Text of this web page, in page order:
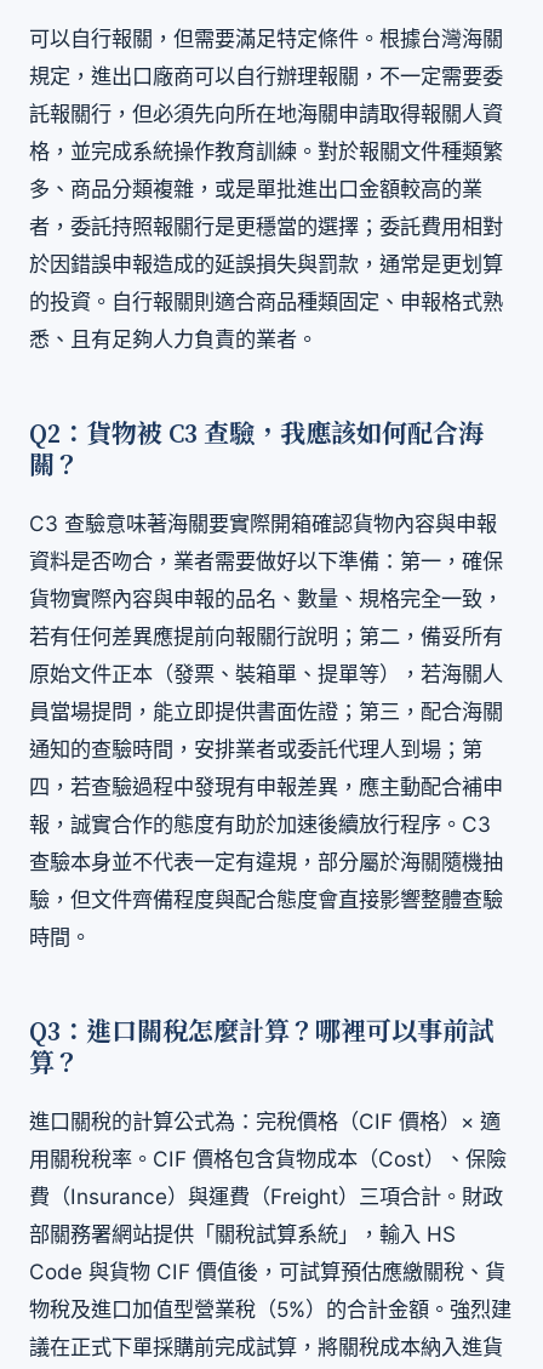
可以自行報關，但需要滿足特定條件。根據台灣海關
規定，進出口廠商可以自行辦理報關，不一定需要委
託報關行，但必須先向所在地海關申請取得報關人資
格，並完成系統操作教育訓練。對於報關文件種類繁
多、商品分類複雜，或是單批進出口金額較高的業
者，委託持照報關行是更穩當的選擇；委託費用相對
於因錯誤申報造成的延誤損失與罰款，通常是更划算
的投資。自行報關則適合商品種類固定、申報格式熟
悉、且有足夠人力負責的業者。
Q2：貨物被 C3 查驗，我應該如何配合海
關？
C3 查驗意味著海關要實際開箱確認貨物內容與申報
資料是否吻合，業者需要做好以下準備：第一，確保
貨物實際內容與申報的品名、數量、規格完全一致，
若有任何差異應提前向報關行說明；第二，備妥所有
原始文件正本（發票、裝箱單、提單等），若海關人
員當場提問，能立即提供書面佐證；第三，配合海關
通知的查驗時間，安排業者或委託代理人到場；第
四，若查驗過程中發現有申報差異，應主動配合補申
報，誠實合作的態度有助於加速後續放行程序。C3
查驗本身並不代表一定有違規，部分屬於海關隨機抽
驗，但文件齊備程度與配合態度會直接影響整體查驗
時間。
Q3：進口關稅怎麼計算？哪裡可以事前試
算？
進口關稅的計算公式為：完稅價格（CIF 價格）× 適
用關稅稅率。CIF 價格包含貨物成本（Cost）、保險
費（Insurance）與運費（Freight）三項合計。財政
部關務署網站提供「關稅試算系統」，輸入 HS
Code 與貨物 CIF 價值後，可試算預估應繳關稅、貨
物稅及進口加值型營業稅（5%）的合計金額。強烈建
議在正式下單採購前完成試算，將關稅成本納入進貨